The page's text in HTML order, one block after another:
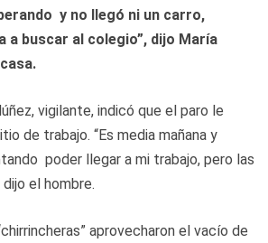
y no llegó ni un carro,
a buscar al colegio”, dijo María
vigilante, indicó que el paro le
de trabajo. “Es media mañana y
poder llegar a mi trabajo, pero las
dijo el hombre.
aprovecharon el vacío de